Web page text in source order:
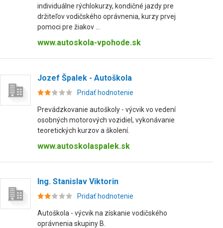
individuálne rýchlokurzy, kondičné jazdy pre
držiteľov vodičského oprávnenia, kurzy prvej
pomoci pre žiakov ...
www.autoskola-vpohode.sk
Jozef Špalek - Autoškola
Pridať hodnotenie
Prevádzkovanie autoškoly - výcvik vo vedení
osobných motorových vozidiel, vykonávanie
teoretických kurzov a školení.
www.autoskolaspalek.sk
Ing. Stanislav Viktorin
Pridať hodnotenie
Autoškola - výcvik na získanie vodičského
oprávnenia skupiny B.